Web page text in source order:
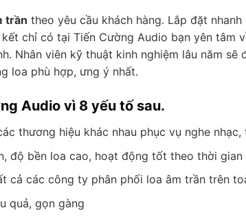
trần theo yêu cầu khách hàng. Lắp đặt
chỉ có tại Tiến Cường Audio bạn yên tâm
Nhân viên kỹ thuật kinh nghiệm lâu năm sẽ
loa phù hợp, ưng ý nhất.
Audio vì 8 yếu tố sau.
thương hiệu khác nhau phục vụ nghe nhạc,
độ bền loa cao, hoạt động tốt theo thời gian
cả các công ty phân phối loa âm trần trên
quả, gọn gàng